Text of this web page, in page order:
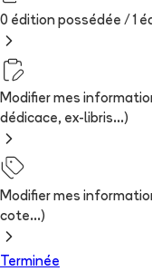
0 édition possédée / 1
Modifier mes
dédicace, ex-libris...)
Modifier mes
cote...)
Terminée